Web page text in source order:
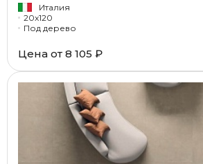
Италия
20x120
Под дерево
Цена от 8 105 ₽